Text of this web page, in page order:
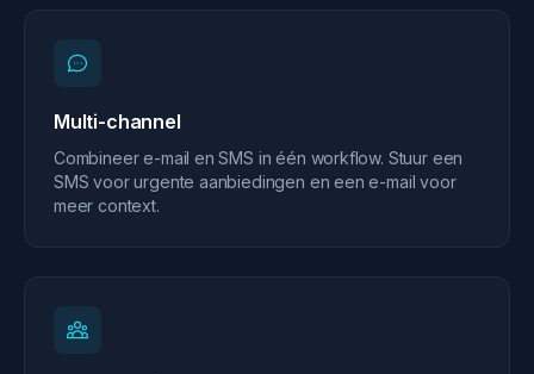
Multi-channel
Combineer e-mail en SMS in één workflow. Stuur een
SMS voor urgente aanbiedingen en een e-mail voor
meer context.